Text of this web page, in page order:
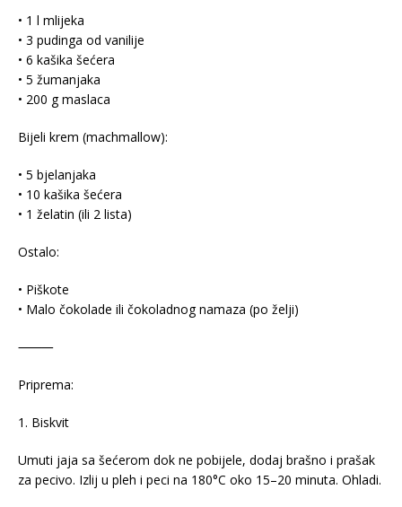
• 1 l mlijeka
• 3 pudinga od vanilije
• 6 kašika šećera
• 5 žumanjaka
• 200 g maslaca
Bijeli krem (machmallow):
• 5 bjelanjaka
• 10 kašika šećera
• 1 želatin (ili 2 lista)
Ostalo:
• Piškote
• Malo čokolade ili čokoladnog namaza (po želji)
⸻
Priprema:
1. Biskvit
Umuti jaja sa šećerom dok ne pobijele, dodaj brašno i prašak
za pecivo. Izlij u pleh i peci na 180°C oko 15–20 minuta. Ohladi.